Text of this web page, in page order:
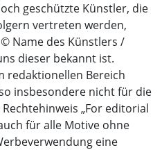
geschützte Künstler, die
vertreten werden,
Name des Künstlers /
dieser bekannt ist.
redaktionellen Bereich
insbesondere nicht für die
„For editorial
für alle Motive ohne
eine